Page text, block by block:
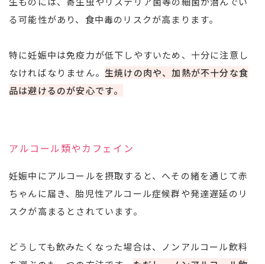
る可能性があり、食中毒のリスクが高まります。
特に妊娠中は免疫力が低下しやすいため、十分に注意し
なければなりません。 生焼けの肉や、加熱が不十分な食
品は避けるのが安心です。
アルコール類やカフェイン
妊娠中にアルコールを摂取すると、へその緒を通じて赤
ちゃんに届き、胎児性アルコール症候群や発達遅延のリ
スクが高まるとされています。
どうしても飲みたくなった場合は、ノンアルコール飲料